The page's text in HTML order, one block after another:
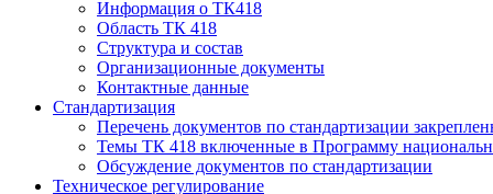
Информация о ТК418
Область ТК 418
Структура и состав
Организационные документы
Контактные данные
Стандартизация
Перечень документов по стандартизации
Темы ТК 418 включенные в Программу
Обсуждение документов по стандартизации
Техническое регулирование